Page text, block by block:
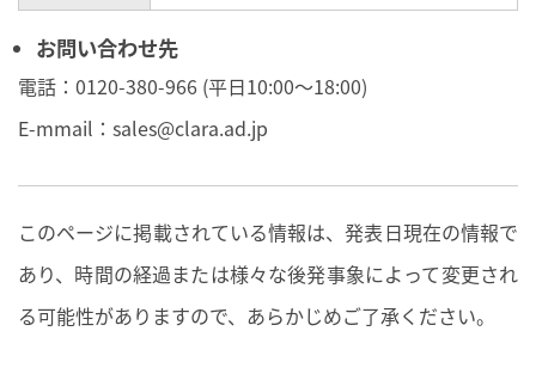
お問い合わせ先
電話：0120-380-966 (平日10:00～18:00)
E-mmail： sales@clara.ad.jp
このページに掲載されている情報は、発表日現在の情報で
あり、時間の経過または様々な後発事象によって変更され
る可能性がありますので、あらかじめご了承ください。